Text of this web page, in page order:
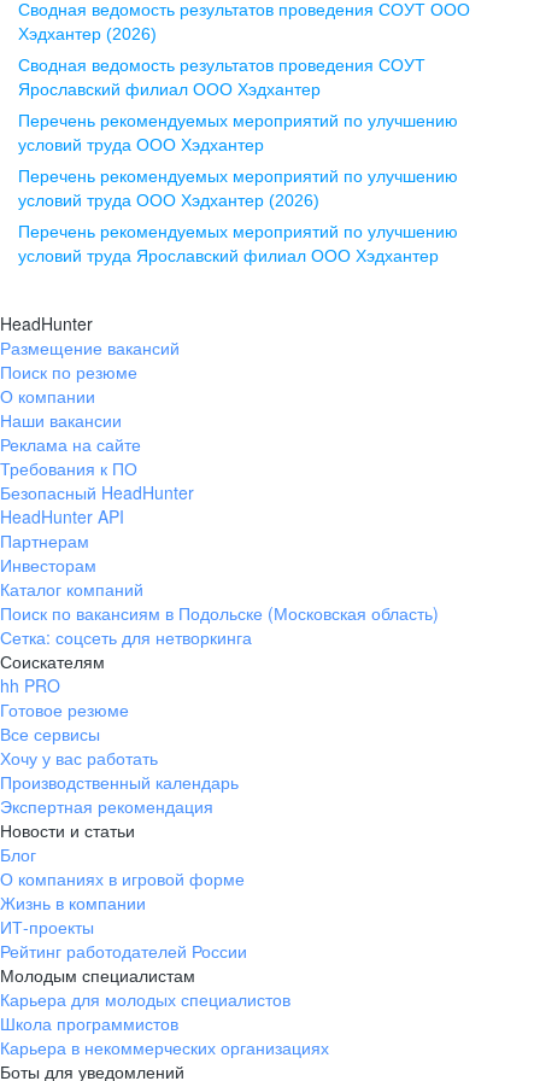
ул. Комиссаржевской, д. 10,
офис 1212
+7 473 280-05-05
pr@vrn.hh.ru
ул. Спартаковская, д. 2А, этаж 3,
помещение 15
+7 843 212-12-50
Екатеринбург
ул. Боевых Дружин, стр. 20,
+7 343 226-79-99
pr@ural.hh.ru
ул. Янковского, д. 169, 7 этаж,
706 каб.
+7 861 205-55-57
pr@krd.hh.ru
Владивосток
пер. Ланинский д. 4, офис 3.4
+7 423 202-33-28
pr@dv.hh.ru
Новосибирск
ул. Большевистская, д. 35,
помещение 21
+7 383 207-94-64
pr@nsk.hh.ru
Минск
Сводная ведомость результатов проведения СОУТ ООО
Хэдхантер (2026)
Сводная ведомость результатов проведения СОУТ
Ярославский филиал ООО Хэдхантер
Перечень рекомендуемых мероприятий по улучшению
условий труда ООО Хэдхантер
Перечень рекомендуемых мероприятий по улучшению
условий труда ООО Хэдхантер (2026)
Перечень рекомендуемых мероприятий по улучшению
условий труда Ярославский филиал ООО Хэдхантер
HeadHunter
Размещение вакансий
Поиск по резюме
О компании
Наши вакансии
Реклама на сайте
Требования к ПО
Безопасный HeadHunter
HeadHunter API
Партнерам
Инвесторам
Каталог компаний
Поиск по вакансиям в Подольске (Московская область)
Сетка: соцсеть для нетворкинга
Соискателям
hh PRO
Готовое резюме
Все сервисы
Хочу у вас работать
Производственный календарь
Экспертная рекомендация
Новости и статьи
Блог
О компаниях в игровой форме
Жизнь в компании
ИТ-проекты
Рейтинг работодателей России
Молодым специалистам
Карьера для молодых специалистов
Школа программистов
Карьера в некоммерческих организациях
Боты для уведомлений